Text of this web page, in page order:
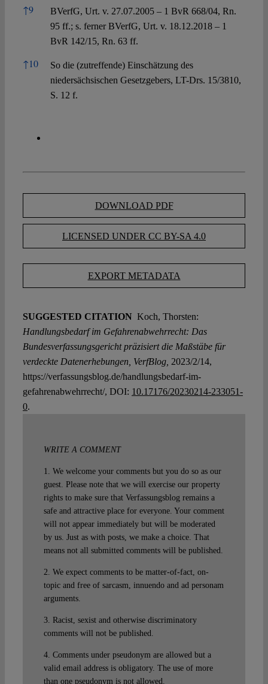
↑9
BVerfG, Urt. v. 27.07.2005 – 1 BvR 668/04, Rn.
95 ff.; s. ferner BVerfG, Urt. v. 18.12.2018 – 1
BvR 142/15, Rn. 63 ff.
↑10
So die (zutreffende) Einschätzung des
niedersächsischen Gesetzgebers, LT-Drs. 15/3810,
S. 12 f.
DOWNLOAD PDF
LICENSED UNDER CC BY-SA 4.0
EXPORT METADATA
SUGGESTED CITATION Koch, Thorsten:
Handlungsbedarf im Gefahrenabwehrrecht: Das
Bundesverfassungsgericht präzisiert die Maßstäbe für
verdeckte Datenerhebungen, VerfBlog, 2023/2/14,
https://verfassungsblog.de/handlungsbedarf-im-
gefahrenabwehrrecht/, DOI: 10.17176/20230214-233051-
0.
WRITE A COMMENT
1. We welcome your comments but you do so as our
guest. Please note that we will exercise our property
rights to make sure that Verfassungsblog remains a
safe and attractive place for everyone. Your comment
will not appear immediately but will be moderated
by us. Just as with posts, we make a choice. That
means not all submitted comments will be published.
2. We expect comments to be matter-of-fact, on-
topic and free of sarcasm, innuendo and ad personam
arguments.
3. Racist, sexist and otherwise discriminatory
comments will not be published.
4. Comments under pseudonym are allowed but a
valid email address is obligatory. The use of more
than one pseudonym is not allowed.